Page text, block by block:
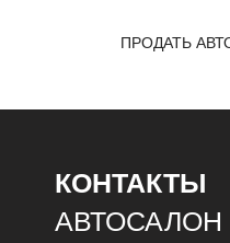
ПРОДАТЬ
КОНТАКТЫ
АВТОСАЛОН